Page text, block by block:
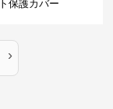
保護カバー
›